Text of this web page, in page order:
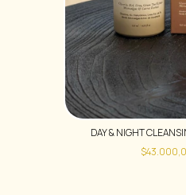
DAY & NIGHT